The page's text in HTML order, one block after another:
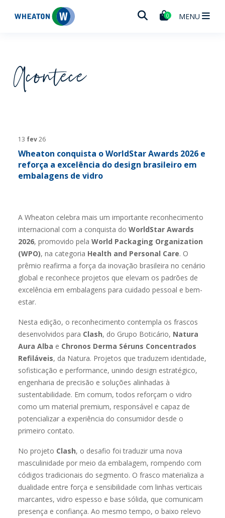
Wheaton 0 MENU
Acontece
13 fev26
Wheaton conquista o WorldStar Awards 2026 e
reforça a excelência do design brasileiro em
embalagens de vidro
A Wheaton celebra mais um importante reconhecimento
internacional com a conquista do WorldStar Awards
2026, promovido pela World Packaging Organization
(WPO), na categoria Health and Personal Care. O
prêmio reafirma a força da inovação brasileira no cenário
global e reconhece projetos que elevam os padrões de
excelência em embalagens para cuidado pessoal e bem-
estar.
Nesta edição, o reconhecimento contempla os frascos
desenvolvidos para Clash, do Grupo Boticário, Natura
Aura Alba e Chronos Derma Séruns Concentrados
Refiláveis, da Natura. Projetos que traduzem identidade,
sofisticação e performance, unindo design estratégico,
engenharia de precisão e soluções alinhadas à
sustentabilidade. Em comum, todos reforçam o vidro
como um material premium, responsável e capaz de
potencializar a experiência do consumidor desde o
primeiro contato.
No projeto Clash, o desafio foi traduzir uma nova
masculinidade por meio da embalagem, rompendo com
códigos tradicionais do segmento. O frasco materializa a
dualidade entre força e sensibilidade com linhas verticais
marcantes, vidro espesso e base sólida, que comunicam
presença e confiança. Ao mesmo tempo, o baixo relevo